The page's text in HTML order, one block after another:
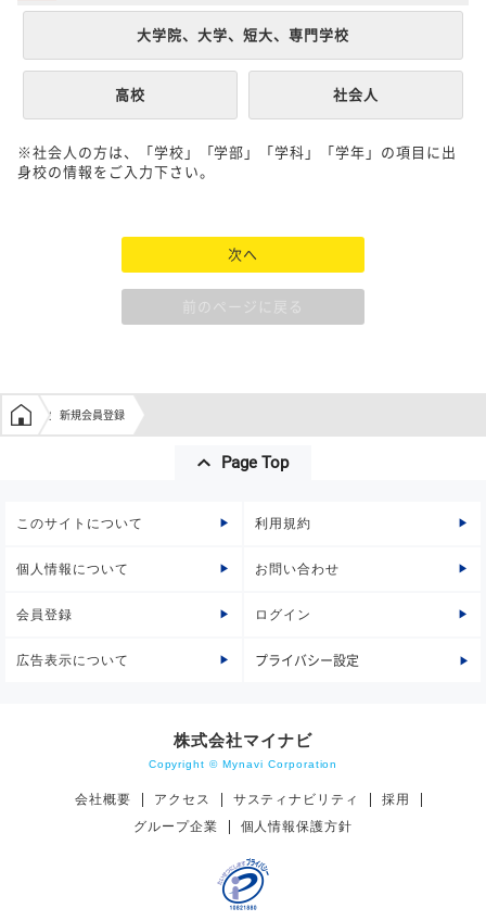
大学院、大学、短大、専門学校
高校 社会人
※社会人の方は、「学校」「学部」「学科」「学年」の項目に出
身校の情報をご入力下さい。
次へ
前のページに戻る
学生の窓口トップ
新規会員登録
Page Top
このサイトについて 利用規約
個人情報について お問い合わせ
会員登録 ログイン
広告表示について プライバシー設定
株式会社マイナビ
Copyright © Mynavi Corporation
会社概要 アクセス サスティナビリティ
採用
グループ企業
個人情報保護方針